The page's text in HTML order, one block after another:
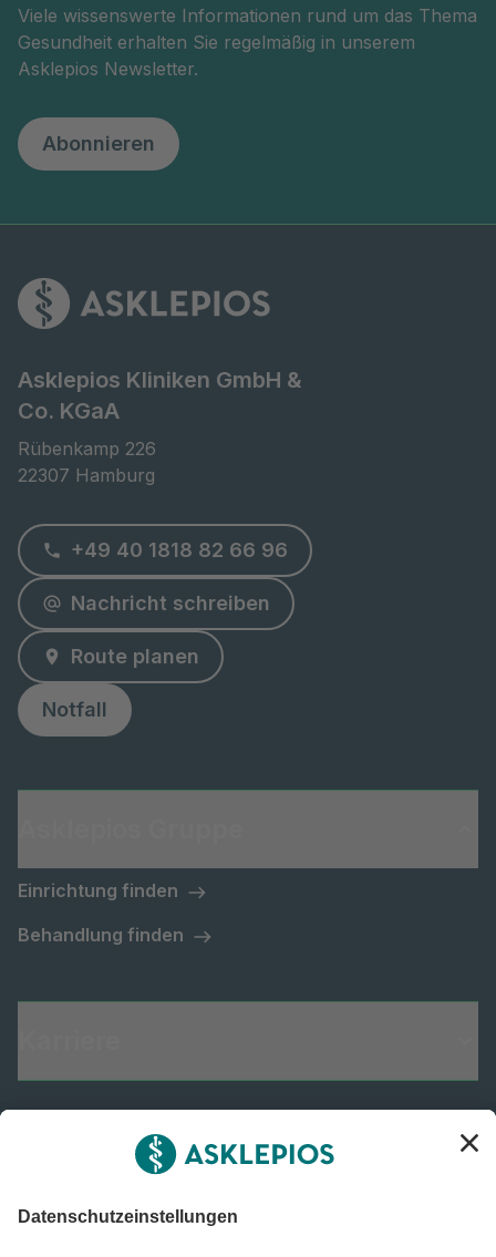
Viele wissenswerte Informationen rund um das Thema
Gesundheit erhalten Sie regelmäßig in unserem
Asklepios Newsletter.
Abonnieren
Asklepios Kliniken GmbH &
Co. KGaA
Rübenkamp 226
22307 Hamburg
+49 40 1818 82 66 96
Nachricht schreiben
Route planen
Notfall
Einrichtung finden
Behandlung finden
Informiert bleiben